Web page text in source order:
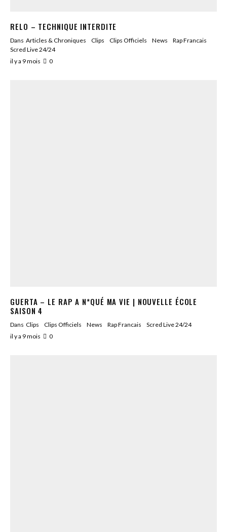
RELO – TECHNIQUE INTERDITE
Dans Articles & Chroniques Clips Clips Officiels News
Rap Francais
Scred Live 24/24
il y a 9 mois
0
GUERTA – LE RAP A N*QUÉ MA VIE | NOUVELLE ÉCOLE
SAISON 4
Dans Clips Clips Officiels News Rap Francais
Scred Live 24/24
il y a 9 mois
0